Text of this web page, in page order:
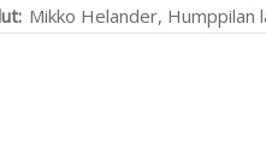
Mikko Helander, Humppilan